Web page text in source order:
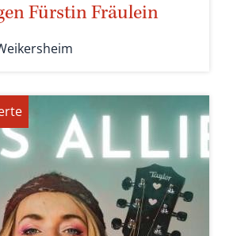
Fürstin Fräulein